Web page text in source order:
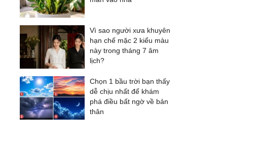
Vì sao người xưa khuyên
hạn chế mặc 2 kiểu màu
này trong tháng 7 âm
lịch?
Chọn 1 bầu trời bạn thấy
dễ chịu nhất để khám
phá điều bất ngờ về bản
thân